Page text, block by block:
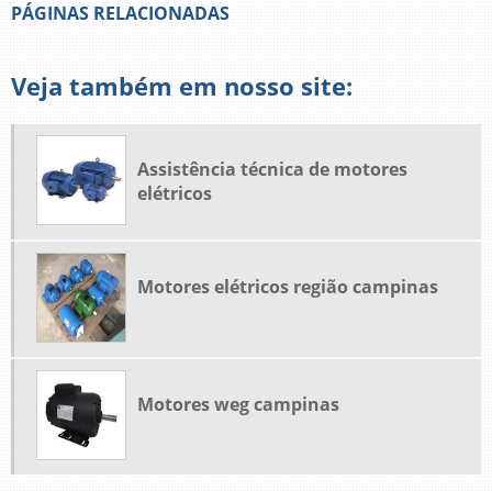
PÁGINAS RELACIONADAS
Veja também em nosso site:
Assistência técnica de motores
elétricos
Motores elétricos região campinas
Motores weg campinas